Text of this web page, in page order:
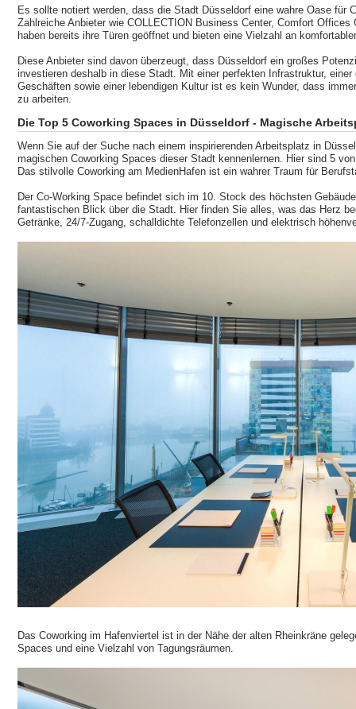
Es sollte notiert werden, dass die Stadt Düsseldorf eine wahre Oase für
Zahlreiche Anbieter wie COLLECTION Business Center, Comfort
haben bereits ihre Türen geöffnet und bieten eine Vielzahl an
Diese Anbieter sind davon überzeugt, dass Düsseldorf ein großes
investieren deshalb in diese Stadt. Mit einer perfekten Infrastruktur,
Geschäften sowie einer lebendigen Kultur ist es kein Wunder, dass
zu arbeiten.
Die Top 5 Coworking Spaces in Düsseldorf - Magische
Wenn Sie auf der Suche nach einem inspirierenden Arbeitsplatz in
magischen Coworking Spaces dieser Stadt kennenlernen. Hier sind 5
Das stilvolle Coworking am MedienHafen ist ein wahrer Traum für
Der Co-Working Space befindet sich im 10. Stock des höchsten
fantastischen Blick über die Stadt. Hier finden Sie alles, was das Herz
Getränke, 24/7-Zugang, schalldichte Telefonzellen und elektrisch
Das Coworking im Hafenviertel ist in der Nähe der alten Rheinkräne
Spaces und eine Vielzahl von Tagungsräumen.